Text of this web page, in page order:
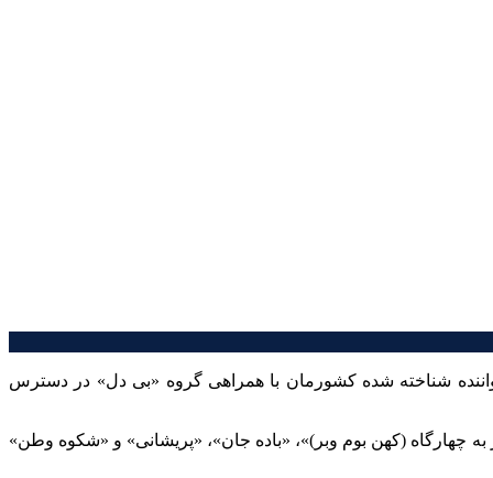
شناخته شده کشورمان با همراهی گروه «بی دل» در دسترس
و اواز شور به چهارگاه (کهن بوم وبر)»، «باده جان»، «پریشانی» و «شکوه وطن»